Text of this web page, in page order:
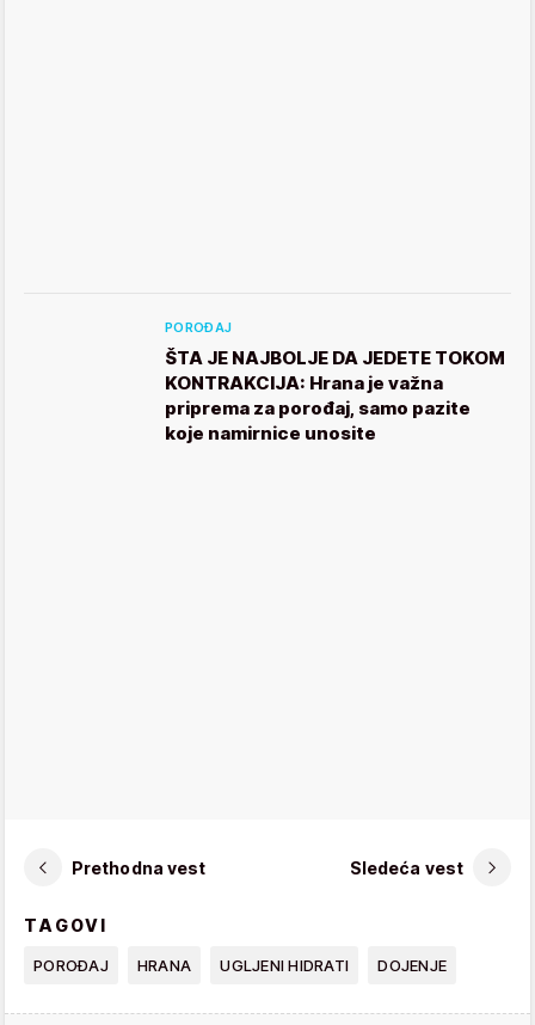
POROĐAJ
ŠTA JE NAJBOLJE DA JEDETE TOKOM
KONTRAKCIJA: Hrana je važna
priprema za porođaj, samo pazite
koje namirnice unosite
Prethodna vest Sledeća vest
TAGOVI
POROĐAJ HRANA UGLJENI HIDRATI DOJENJE